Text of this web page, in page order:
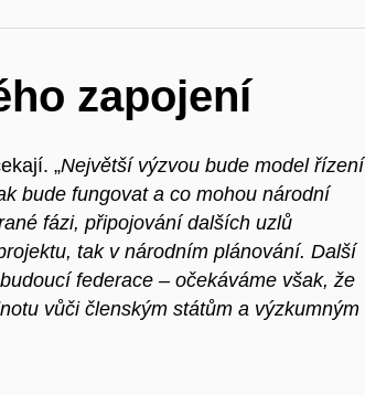
zapojení
„Největší výzvou bude model řízení
bude fungovat a co mohou národní
fázi, připojování dalších uzlů
tak v národním plánování. Další
federace – očekáváme však, že
vůči členským státům a výzkumným